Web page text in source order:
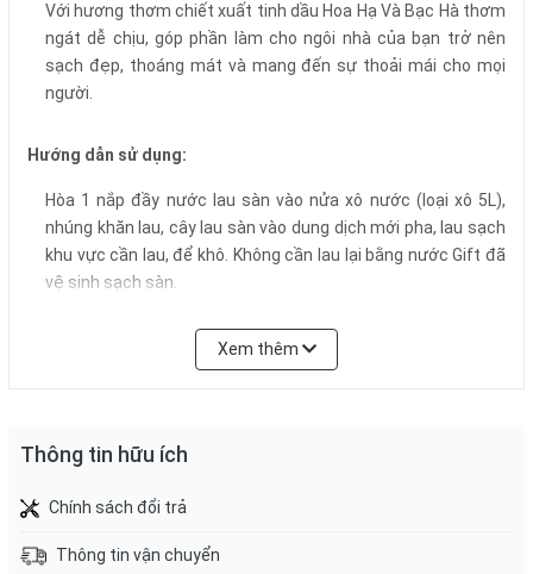
Với hương thơm chiết xuất tinh dầu Hoa Hạ Và Bạc Hà thơm
ngát dễ chịu, góp phần làm cho ngôi nhà của bạn trở nên
sạch đẹp, thoáng mát và mang đến sự thoải mái cho mọi
người.
Hướng dẫn sử dụng:
Hòa 1 nắp đầy nước lau sàn vào nửa xô nước (loại xô 5L),
nhúng khăn lau, cây lau sàn vào dung dịch mới pha, lau sạch
khu vực cần lau, để khô. Không cần lau lại bằng nước Gift đã
vệ sinh sạch sàn.
Xem thêm
Thông tin hữu ích
Chính sách đổi trả
Thông tin vận chuyển